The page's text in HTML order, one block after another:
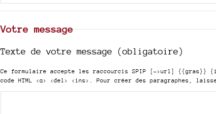
Votre message
Texte de votre message (obligatoire)
Ce formulaire accepte les raccourcis SPIP [->url] {{gras}}
code HTML <q> <del> <ins> . Pour créer des paragraphes,